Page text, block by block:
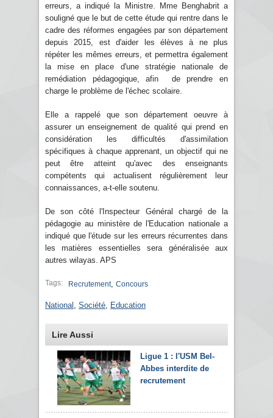
erreurs, a indiqué la Ministre. Mme Benghabrit a
souligné que le but de cette étude qui rentre dans le
cadre des réformes engagées par son département
depuis 2015, est d'aider les élèves à ne plus
répéter les mêmes erreurs, et permettra également
la mise en place d'une stratégie nationale de
remédiation pédagogique, afin de prendre en
charge le problème de l'échec scolaire.
Elle a rappelé que son département oeuvre à
assurer un enseignement de qualité qui prend en
considération les difficultés d'assimilation
spécifiques à chaque apprenant, un objectif qui ne
peut être atteint qu'avec des enseignants
compétents qui actualisent régulièrement leur
connaissances, a-t-elle soutenu.
De son côté l'Inspecteur Général chargé de la
pédagogie au ministère de l'Education nationale a
indiqué que l'étude sur les erreurs récurrentes dans
les matières essentielles sera généralisée aux
autres wilayas. APS
Tags: Recrutement, Concours
National Société Education
Lire Aussi
Ligue 1 : l'USM Bel-
Abbes interdite de
recrutement